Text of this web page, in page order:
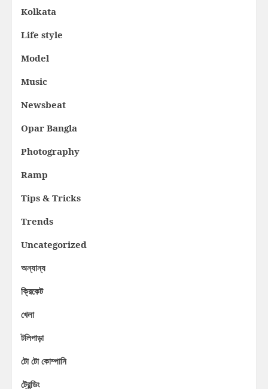
Kolkata
Life style
Model
Music
Newsbeat
Opar Bangla
Photography
Ramp
Tips & Tricks
Trends
Uncategorized
অন্যান্য
ক্রিকেট
খেলা
টলিপাড়া
টো টো কোম্পানি
ট্রেন্ডিং